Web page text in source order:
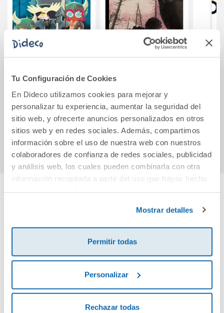
Tu Configuración de Cookies
En Dideco utilizamos cookies para mejorar y
personalizar tu experiencia, aumentar la seguridad del
sitio web, y ofrecerte anuncios personalizados en otros
sitios web y en redes sociales. Además, compartimos
información sobre el uso de nuestra web con nuestros
colaboradores de confianza de redes sociales, publicidad
y análisis web, los cuales pueden combinarla con otra
información recopilada a partir del uso que hayas hecho
Mostrar detalles
Permitir todas
Personalizar
Rechazar todas
Princesas Dragón
12: La corona del
cuervo
10,95€
Comprar
La guerra de los
13,95€
Comprar
Cuéntanos tu opinión
Debes iniciar sesión para poder valorarlo